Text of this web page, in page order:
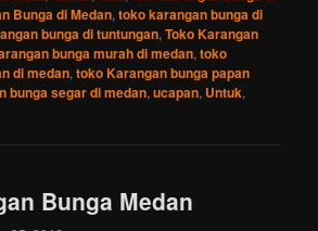
Bunga di Medan,toko karangan bunga di
bunga di tuntungan,Toko Karangan
bunga murah di medan,toko
di medan,toko Karangan bunga papan
bunga segar di medan,ucapan, Untuk,
Bunga Medan